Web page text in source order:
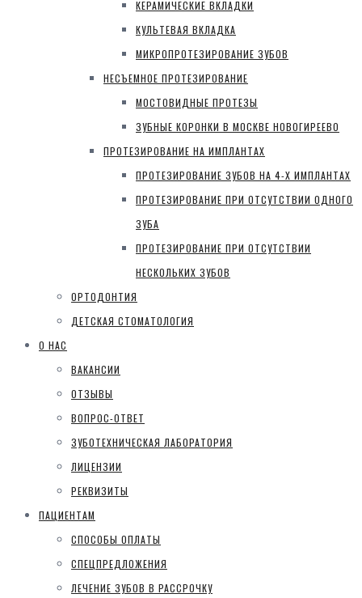
КЕРАМИЧЕСКИЕ ВКЛАДКИ
КУЛЬТЕВАЯ ВКЛАДКА
МИКРОПРОТЕЗИРОВАНИЕ ЗУБОВ
НЕСЪЕМНОЕ ПРОТЕЗИРОВАНИЕ
МОСТОВИДНЫЕ ПРОТЕЗЫ
ЗУБНЫЕ КОРОНКИ В МОСКВЕ НОВОГИРЕЕВО
ПРОТЕЗИРОВАНИЕ НА ИМПЛАНТАХ
ПРОТЕЗИРОВАНИЕ ЗУБОВ НА 4-Х ИМПЛАНТАХ
ПРОТЕЗИРОВАНИЕ ПРИ ОТСУТСТВИИ ОДНОГО
ЗУБА
ПРОТЕЗИРОВАНИЕ ПРИ ОТСУТСТВИИ
НЕСКОЛЬКИХ ЗУБОВ
ОРТОДОНТИЯ
ДЕТСКАЯ СТОМАТОЛОГИЯ
О НАС
ВАКАНСИИ
ОТЗЫВЫ
ВОПРОС-ОТВЕТ
ЗУБОТЕХНИЧЕСКАЯ ЛАБОРАТОРИЯ
ЛИЦЕНЗИИ
РЕКВИЗИТЫ
ПАЦИЕНТАМ
СПОСОБЫ ОПЛАТЫ
СПЕЦПРЕДЛОЖЕНИЯ
ЛЕЧЕНИЕ ЗУБОВ В РАССРОЧКУ